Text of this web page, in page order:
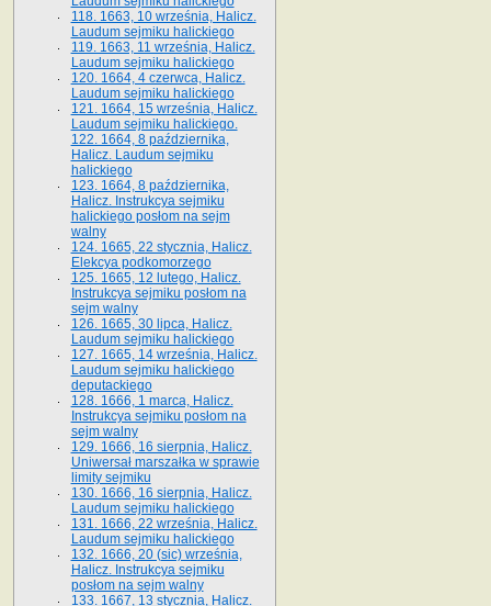
118. 1663, 10 września, Halicz.
Laudum sejmiku halickiego
119. 1663, 11 września, Halicz.
Laudum sejmiku halickiego
120. 1664, 4 czerwca, Halicz.
Laudum sejmiku halickiego
121. 1664, 15 września, Halicz.
Laudum sejmiku halickiego.
122. 1664, 8 października,
Halicz. Laudum sejmiku
halickiego
123. 1664, 8 października,
Halicz. Instrukcya sejmiku
halickiego posłom na sejm
walny
124. 1665, 22 stycznia, Halicz.
Elekcya podkomorzego
125. 1665, 12 lutego, Halicz.
Instrukcya sejmiku posłom na
sejm walny
126. 1665, 30 lipca, Halicz.
Laudum sejmiku halickiego
127. 1665, 14 września, Halicz.
Laudum sejmiku halickiego
deputackiego
128. 1666, 1 marca, Halicz.
Instrukcya sejmiku posłom na
sejm walny
129. 1666, 16 sierpnia, Halicz.
Uniwersał marszałka w sprawie
limity sejmiku
130. 1666, 16 sierpnia, Halicz.
Laudum sejmiku halickiego
131. 1666, 22 września, Halicz.
Laudum sejmiku halickiego
132. 1666, 20 (sic) września,
Halicz. Instrukcya sejmiku
posłom na sejm walny
133. 1667, 13 stycznia, Halicz.